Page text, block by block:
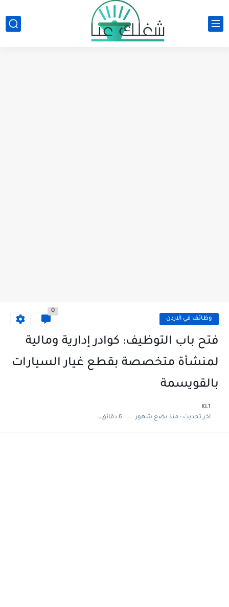
وظائف في الاردن
0
فتح باب التوظيف: كوادر إدارية ومالية
لمنشأة متخصصة بقطع غيار السيارات
بالقويسمة
KL1
اخر تحديث :منذ بضع شهور 6 دقائق للقراءة